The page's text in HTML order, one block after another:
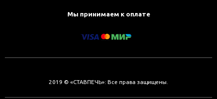
Мы принимаем к оплате
2019 © «СТАВПЕЧЬ»: Все права защищены.